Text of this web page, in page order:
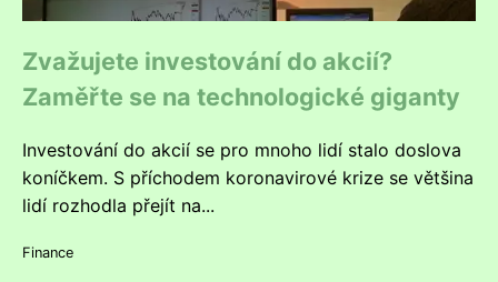
Zvažujete investování do akcií?
Zaměřte se na technologické giganty
Investování do akcií se pro mnoho lidí stalo doslova
koníčkem. S příchodem koronavirové krize se většina
lidí rozhodla přejít na...
Finance